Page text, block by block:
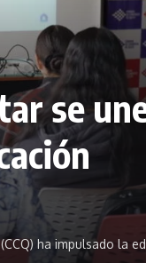
se
ha impulsado la